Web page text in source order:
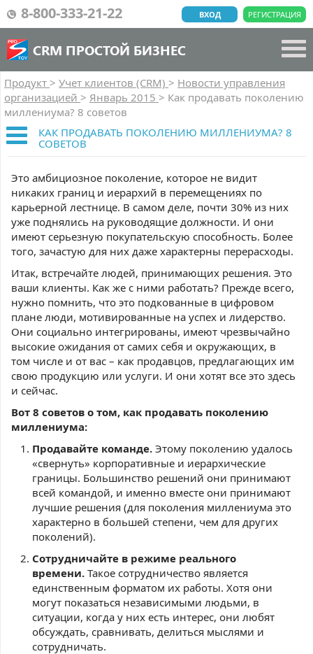
8-800-333-21-22 РЕГИСТРАЦИЯ
ВХОД
CRM ПРОСТОЙ БИЗНЕС
Продукт > Учет клиентов (CRM) > Новости управления
организацией > Январь 2015 > Как продавать поколению
миллениума? 8 советов
КАК ПРОДАВАТЬ ПОКОЛЕНИЮ МИЛЛЕНИУМА? 8
СОВЕТОВ
Это амбициозное поколение, которое не видит
никаких границ и иерархий в перемещениях по
карьерной лестнице. В самом деле, почти 30% из них
уже поднялись на руководящие должности. И они
имеют серьезную покупательскую способность. Более
того, зачастую для них даже характерны перерасходы.
Итак, встречайте людей, принимающих решения. Это
ваши клиенты. Как же с ними работать? Прежде всего,
нужно помнить, что это подкованные в цифровом
плане люди, мотивированные на успех и лидерство.
Они социально интегрированы, имеют чрезвычайно
высокие ожидания от самих себя и окружающих, в
том числе и от вас – как продавцов, предлагающих им
свою продукцию или услуги. И они хотят все это здесь
и сейчас.
Вот 8 советов о том, как продавать поколению
миллениума:
Продавайте команде. Этому поколению удалось
«свернуть» корпоративные и иерархические
границы. Большинство решений они принимают
всей командой, и именно вместе они принимают
лучшие решения (для поколения миллениума это
характерно в большей степени, чем для других
поколений).
Сотрудничайте в режиме реального
времени. Такое сотрудничество является
единственным форматом их работы. Хотя они
могут показаться независимыми людьми, в
ситуации, когда у них есть интерес, они любят
обсуждать, сравнивать, делиться мыслями и
сотрудничать.